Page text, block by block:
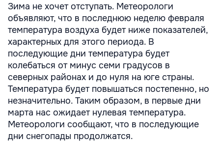
Зима не хочет отступать. Метеорологи
объявляют, что в последнюю неделю февраля
температура воздуха будет ниже показателей,
характерных для этого периода. В
последующие дни температура будет
колебаться от минус семи градусов в
северных районах и до нуля на юге страны.
Температура будет повышаться постепенно, но
незначительно. Таким образом, в первые дни
марта нас ожидает нулевая температура.
Метеорологи сообщают, что в последующие
дни снегопады продолжатся.